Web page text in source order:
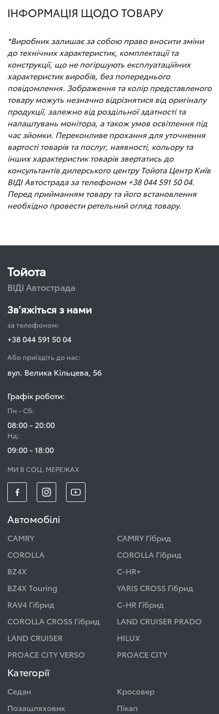
ІНФОРМАЦІЯ ЩОДО ТОВАРУ
*Виробник залишає за собою право вносити зміни
до технічних характеристик, комплектації та
конструкції, що не погіршують експлуатаційних
характеристик виробів, без попереднього
повідомлення. Зображення та колір представленого
товару можуть незначно відрізнятися від оригіналу
продукції, залежно від роздільної здатності та
налаштувань монітора, а також умов освітлення під
час зйомки. Переконливе прохання для уточнення
вартості товарів та послуг, наявності, кольору та
інших характеристик товарів звертатись до
консультантів дилерського центру Тойота Центр Київ
ВІДІ Автострада за телефоном +38 044 591 50 04.
Перед прийманням товару та його встановлення
необхідно провести ретельний огляд товару.
Тойота
ВІДІ Автострада
Зв’яжіться з нами
за телефоном:
+38 044 591 50 04
Або приїздіть до нас:
вул. Велика Кільцева, 56
Графік роботи:
Пн - Сб:
08:00 - 20:00
Нд:
09:00 - 18:00
МИ В СОЦ. МЕРЕЖАХ
Автомобілі
CAMRY
CAMRY Гібрид
COROLLA
COROLLA Гібрид
BZ4X
C-HR+
BZ4X Touring
YARIS CROSS Гібрид
RAV4 Гібрид
C-HR Гібрид
COROLLA CROSS Гібрид
LAND CRUISER PRADO
LAND CRUISER
HILUX
PROACE CITY VERSO
PROACE CITY
Категорії
Седан
Кросовер
Позашляховик
Пікап